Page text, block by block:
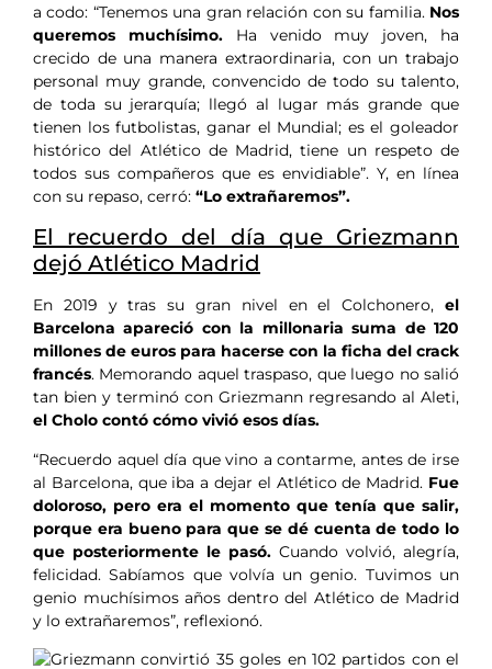
a codo: “Tenemos una gran relación con su familia. Nos
queremos muchísimo.Ha venido muy joven, ha
crecido de una manera extraordinaria, con un trabajo
personal muy grande, convencido de todo su talento,
de toda su jerarquía; llegó al lugar más grande que
tienen los futbolistas, ganar el Mundial; es el goleador
histórico del Atlético de Madrid, tiene un respeto de
todos sus compañeros que es envidiable”. Y, en línea
con su repaso, cerró: “Lo extrañaremos”.
El recuerdo del día que Griezmann
dejó Atlético Madrid
En 2019 y tras su gran nivel en el Colchonero, el
Barcelona apareció con la millonaria suma de 120
millones de euros para hacerse con la ficha del crack
francés. Memorando aquel traspaso, que luego no salió
tan bien y terminó con Griezmann regresando al Aleti,
el Cholo contó cómo vivió esos días.
“Recuerdo aquel día que vino a contarme, antes de irse
al Barcelona, que iba a dejar el Atlético de Madrid. Fue
doloroso, pero era el momento que tenía que salir,
porque era bueno para que se dé cuenta de todo lo
que posteriormente le pasó. Cuando volvió, alegría,
felicidad. Sabíamos que volvía un genio. Tuvimos un
genio muchísimos años dentro del Atlético de Madrid
y lo extrañaremos”, reflexionó.